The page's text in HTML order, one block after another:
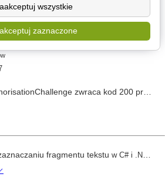
i .NET
zwraca kod 200 przy błędnym SessionToken
fragmentu tekstu w C# i .NET
wszystkie
zaznaczone